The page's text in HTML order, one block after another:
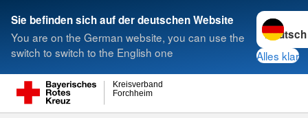
Sie befinden sich auf der deutschen Website
You are on the German website, you can use the
switch to switch to the English one
Sprache
Alles klar
Forchheim
Kreisverband
Suche